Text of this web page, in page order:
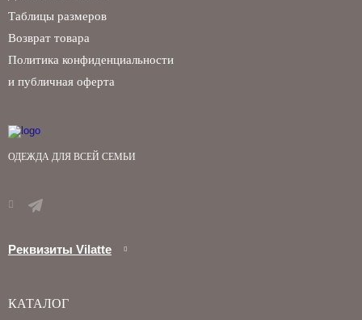
ОДЕЖДА ДЛЯ ВСЕЙ СЕМЬИ
Реквизиты Vilatte
Таблицы размеров
Возврат товара
Политика конфиденциальности
и публичная оферта
КАТАЛОГ